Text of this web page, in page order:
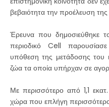
βεβαιότητα την προέλευση
Έρευνα που δημοσιεύθηκε
περιοδικό Cell
υπόθεση της μετάδοσης
ζώα τα οποία υπήρχαν σε
Με περισσότερο από 1,1
χώρα που επλήγη